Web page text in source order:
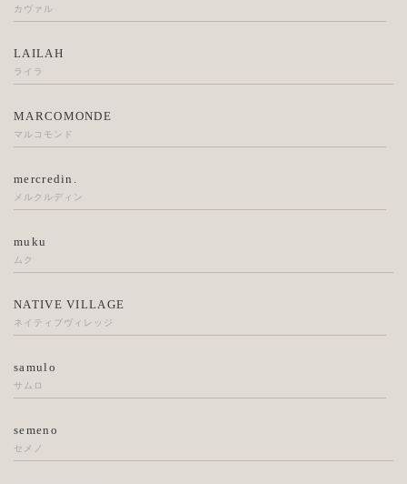
カヴァル
LAILAH
ライラ
MARCOMONDE
マルコモンド
mercredin.
メルクルディン
muku
ムク
NATIVE VILLAGE
ネイティブヴィレッジ
samulo
サムロ
semeno
セメノ